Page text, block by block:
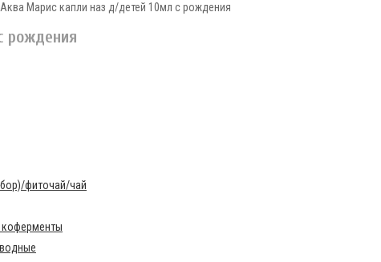
Аква Марис капли наз д/детей 10мл с рождения
рождения
фиточай/чай